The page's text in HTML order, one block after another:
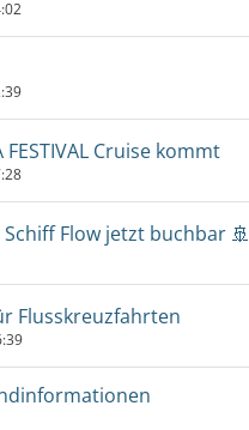
FESTIVAL Cruise kommt
Flow jetzt buchbar 🚢
Flusskreuzfahrten